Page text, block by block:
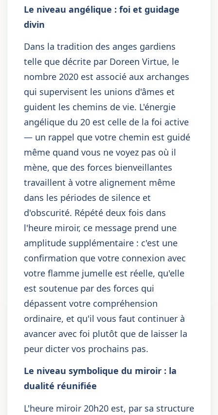
Le niveau angélique : foi et guidage
divin
Dans la tradition des anges gardiens
telle que décrite par Doreen Virtue, le
nombre 2020 est associé aux archanges
qui supervisent les unions d'âmes et
guident les chemins de vie. L'énergie
angélique du 20 est celle de la foi active
— un rappel que votre chemin est guidé
même quand vous ne voyez pas où il
mène, que des forces bienveillantes
travaillent à votre alignement même
dans les périodes de silence et
d'obscurité. Répété deux fois dans
l'heure miroir, ce message prend une
amplitude supplémentaire : c'est une
confirmation que votre connexion avec
votre flamme jumelle est réelle, qu'elle
est soutenue par des forces qui
dépassent votre compréhension
ordinaire, et qu'il vous faut continuer à
avancer avec foi plutôt que de laisser la
peur dicter vos prochains pas.
Le niveau symbolique du miroir : la
dualité réunifiée
L'heure miroir 20h20 est, par sa structure